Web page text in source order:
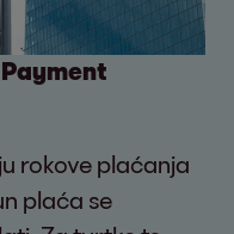
rokove plaćanja
plaća se